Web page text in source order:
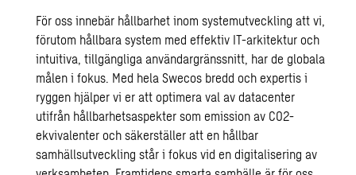
För oss innebär hållbarhet inom systemutveckling att vi,
förutom hållbara system med effektiv IT-arkitektur och
intuitiva, tillgängliga användargränssnitt, har de globala
målen i fokus. Med hela Swecos bredd och expertis i
ryggen hjälper vi er att optimera val av datacenter
utifrån hållbarhetsaspekter som emission av CO2-
ekvivalenter och säkerställer att en hållbar
samhällsutveckling står i fokus vid en digitalisering av